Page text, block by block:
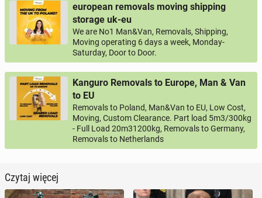
european removals moving shipping
storage uk-eu
We are No1 Man&Van, Removals, Shipping,
Moving operating 6 days a week, Monday-
Saturday, Door to Door.
Kanguro Removals to Europe, Man & Van
to EU
Removals to Poland, Man&Van to EU, Low Cost,
Moving, Custom Clearance. Part load 5m3/300kg
- Full Load 20m31200kg, Removals to Germany,
Removals to Netherlands
Czytaj więcej